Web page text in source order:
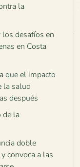
la
los desafíos en
en Costa
que el impacto
la salud
después
de la
doble
convoca a las